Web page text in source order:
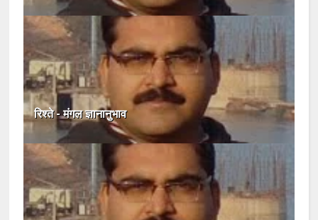
रिश्ते - मंगल ज्ञानानुभाव